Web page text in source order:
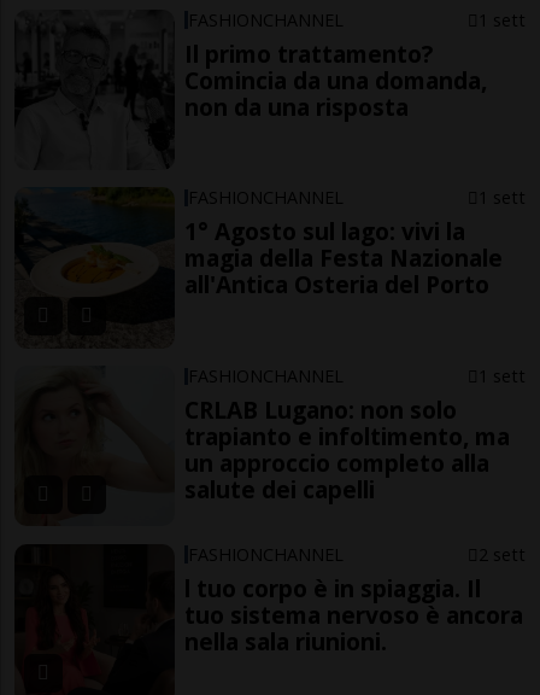
FASHIONCHANNEL 1 sett
Il primo trattamento?
Comincia da una domanda,
non da una risposta
FASHIONCHANNEL 1 sett
1° Agosto sul lago: vivi la
magia della Festa Nazionale
all'Antica Osteria del Porto
FASHIONCHANNEL 1 sett
CRLAB Lugano: non solo
trapianto e infoltimento, ma
un approccio completo alla
salute dei capelli
FASHIONCHANNEL 2 sett
l tuo corpo è in spiaggia. Il
tuo sistema nervoso è ancora
nella sala riunioni.